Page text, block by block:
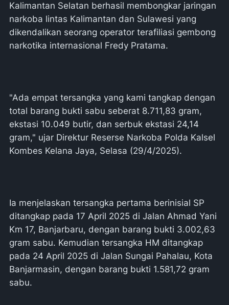
Kalimantan Selatan berhasil membongkar jaringan
narkoba lintas Kalimantan dan Sulawesi yang
dikendalikan seorang operator terafiliasi gembong
narkotika internasional Fredy Pratama.
"Ada empat tersangka yang kami tangkap dengan
total barang bukti sabu seberat 8.711,83 gram,
ekstasi 10.049 butir, dan serbuk ekstasi 24,14
gram," ujar Direktur Reserse Narkoba Polda Kalsel
Kombes Kelana Jaya, Selasa (29/4/2025).
Ia menjelaskan tersangka pertama berinisial SP
ditangkap pada 17 April 2025 di Jalan Ahmad Yani
Km 17, Banjarbaru, dengan barang bukti 3.002,63
gram sabu. Kemudian tersangka HM ditangkap
pada 24 April 2025 di Jalan Sungai Pahalau, Kota
Banjarmasin, dengan barang bukti 1.581,72 gram
sabu.